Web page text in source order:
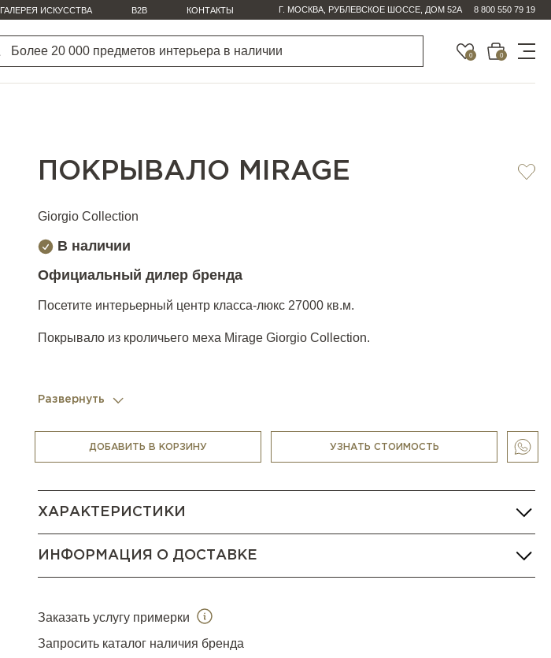
ГАЛЕРЕЯ ИСКУССТВА B2B КОНТАКТЫ Г. МОСКВА, РУБЛЕВСКОЕ ШОССЕ, ДОМ 52А 8 800 550 79 19
0 0
ПОКРЫВАЛО MIRAGE
Giorgio Collection
В наличии
Официальный дилер бренда
Посетите интерьерный центр класса-люкс 27000 кв.м.
Покрывало из кроличьего меха Mirage Giorgio Collection.
Развернуть
ДОБАВИТЬ В КОРЗИНУ УЗНАТЬ СТОИМОСТЬ
ХАРАКТЕРИСТИКИ
ИНФОРМАЦИЯ О ДОСТАВКЕ
Заказать услугу примерки
Запросить каталог наличия бренда